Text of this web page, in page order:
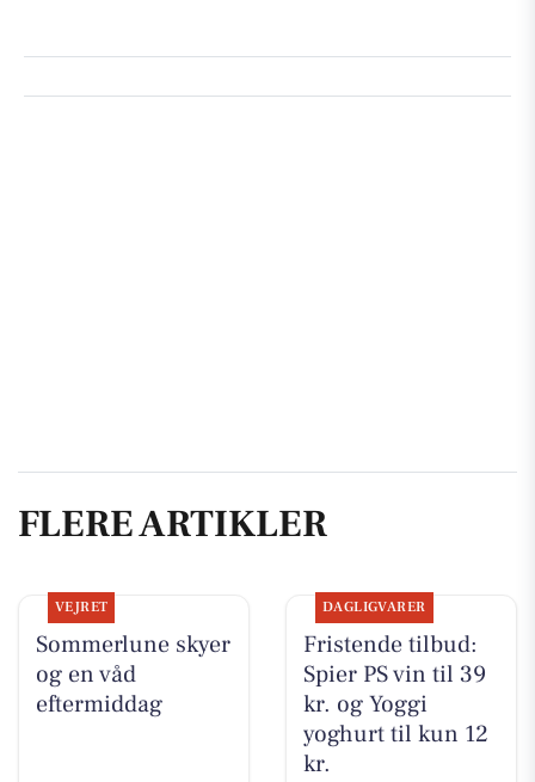
FLERE ARTIKLER
VEJRET
Sommerlune skyer
og en våd
eftermiddag
DAGLIGVARER
Fristende tilbud:
Spier PS vin til 39
kr. og Yoggi
yoghurt til kun 12
kr.